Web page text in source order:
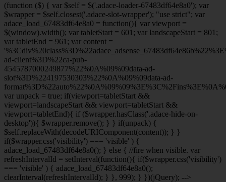
(function ($) { var $self = $('.adace-loader-67483df64e8a0'); var
$wrapper = $self.closest('.adace-slot-wrapper'); "use strict"; var
adace_load_67483df64e8a0 = function(){ var viewport =
$(window).width(); var tabletStart = 601; var landscapeStart = 801;
var tabletEnd = 961; var content =
ad-client%3D%22ca-pub-
4545787000249877%22%0A%09%09data-ad-
slot%3D%224197530303%22%0A%09%09data-ad-
var unpack = true; if(viewport=tabletStart &&
viewport=landscapeStart && viewport=tabletStart &&
viewport=tabletEnd){ if ($wrapper.hasClass('.adace-hide-on-
desktop')){ $wrapper.remove(); } } if(unpack) {
$self.replaceWith(decodeURIComponent(content)); } }
if($wrapper.css('visibility') === 'visible' ) {
adace_load_67483df64e8a0(); } else { //fire when visible. var
refreshIntervalId = setInterval(function(){ if($wrapper.css('visibility')
=== 'visible' ) { adace_load_67483df64e8a0();
clearInterval(refreshIntervalId); } }, 999); } })(jQuery); -->